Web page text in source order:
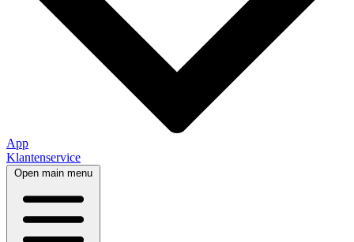
App
Klantenservice
Open main menu